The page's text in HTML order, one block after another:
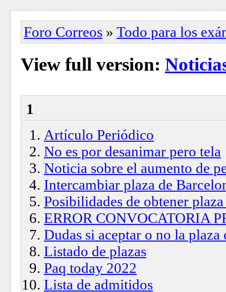
Foro Correos » Todo para los
View full version:
1
Artículo Periódico
No es por desanimar pero tela
Noticia sobre el aumento de
Intercambiar plaza de
Posibilidades de obtener
ERROR CONVOCATORIA
Dudas si aceptar o no la plaza
Listado de plazas
Paq today 2022
Lista de admitidos